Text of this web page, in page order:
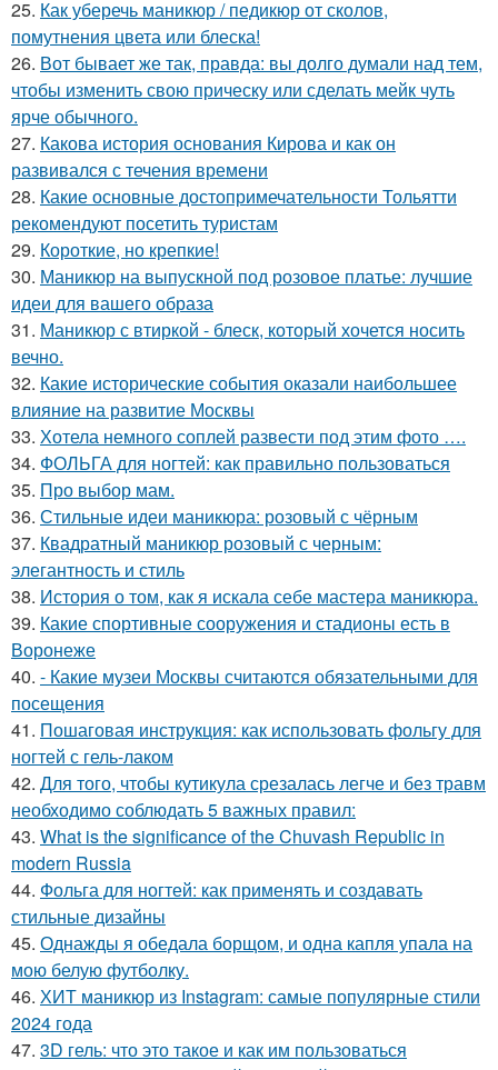
25. Как уберечь маникюр / педикюр от сколов,
помутнения цвета или блеска!
26. Вот бывает же так, правда: вы долго думали над тем,
чтобы изменить свою прическу или сделать мейк чуть
ярче обычного.
27. Какова история основания Кирова и как он
развивался с течения времени
28. Какие основные достопримечательности Тольятти
рекомендуют посетить туристам
29. Короткие, но крепкие!
30. Маникюр на выпускной под розовое платье: лучшие
идеи для вашего образа
31. Маникюр с втиркой - блеск, который хочется носить
вечно.
32. Какие исторические события оказали наибольшее
влияние на развитие Москвы
33. Хотела немного соплей развести под этим фото ….
34. ФОЛЬГА для ногтей: как правильно пользоваться
35. Про выбор мам.
36. Стильные идеи маникюра: розовый с чёрным
37. Квадратный маникюр розовый с черным:
элегантность и стиль
38. История о том, как я искала себе мастера маникюра.
39. Какие спортивные сооружения и стадионы есть в
Воронеже
40. - Какие музеи Москвы считаются обязательными для
посещения
41. Пошаговая инструкция: как использовать фольгу для
ногтей с гель-лаком
42. Для того, чтобы кутикула срезалась легче и без травм
необходимо соблюдать 5 важных правил:
43. What is the significance of the Chuvash Republic in
modern Russia
44. Фольга для ногтей: как применять и создавать
стильные дизайны
45. Однажды я обедала борщом, и одна капля упала на
мою белую футболку.
46. ХИТ маникюр из Instagram: самые популярные стили
2024 года
47. 3D гель: что это такое и как им пользоваться